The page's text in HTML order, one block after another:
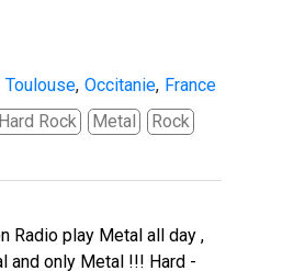
Toulouse, Occitanie, France
Hard Rock Metal Rock
Radio play Metal all day ,
and only Metal !!! Hard -